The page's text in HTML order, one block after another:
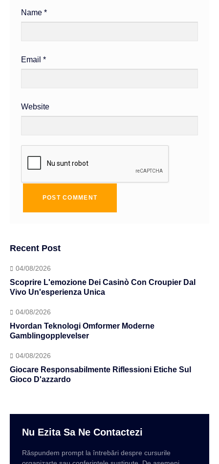
Name *
Email *
Website
Recent Post
04/08/2026
Scoprire L'emozione Dei Casinò Con Croupier Dal
Vivo Un'esperienza Unica
04/08/2026
Hvordan Teknologi Omformer Moderne
Gamblingopplevelser
04/08/2026
Giocare Responsabilmente Riflessioni Etiche Sul
Gioco D'azzardo
Nu Ezita Sa Ne Contactezi
Răspundem prompt la întrebări despre cursurile